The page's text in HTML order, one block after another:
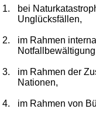
1.
bei
Unglücksfällen,
2.
im Rahmen
3.
im Rahmen der
Nationen,
4. im Rahmen von